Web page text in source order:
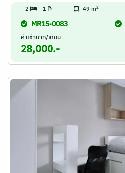
2 1 49 m2
MR15-0083
ค่าเช่าบาท/เดือน
28,000.-